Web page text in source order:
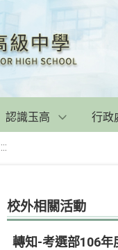
認識玉高 行政
:::
校外相關活動
轉知-考選部106年